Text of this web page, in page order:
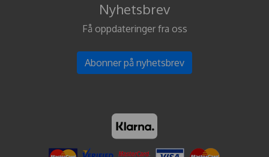
Nyhetsbrev
Få oppdateringer fra oss
Abonner på nyhetsbrev